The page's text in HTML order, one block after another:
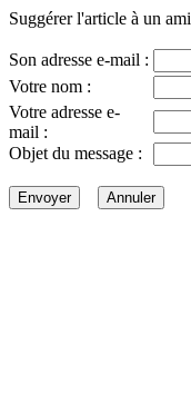
Suggérer l'article à un ami
Son adresse e-mail :
Votre nom :
Votre adresse e-
mail :
Objet du message :